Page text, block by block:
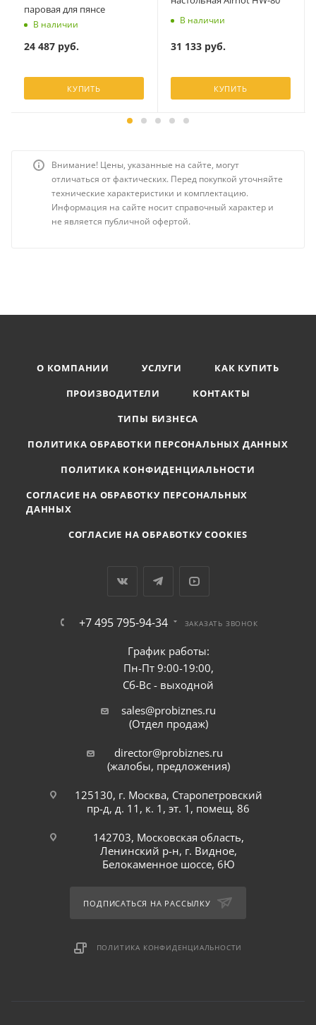
паровая для пянсе
В наличии
24 487руб.
КУПИТЬ
В наличии
31 133руб.
КУПИТЬ
Внимание! Цены, указанные на сайте, могут
отличаться от фактических. Перед покупкой уточняйте
технические характеристики и комплектацию.
Информация на сайте носит справочный характер и
не является публичной офертой.
О КОМПАНИИ УСЛУГИ
КАК КУПИТЬ
ПРОИЗВОДИТЕЛИ
КОНТАКТЫ
ТИПЫ БИЗНЕСА
ПОЛИТИКА ОБРАБОТКИ ПЕРСОНАЛЬНЫХ ДАННЫХ
ПОЛИТИКА КОНФИДЕНЦИАЛЬНОСТИ
СОГЛАСИЕ НА ОБРАБОТКУ ПЕРСОНАЛЬНЫХ
ДАННЫХ
СОГЛАСИЕ НА ОБРАБОТКУ COOKIES
+7 495 795-94-34 ЗАКАЗАТЬ ЗВОНОК
График работы:
Пн-Пт 9:00-19:00,
Сб-Вс - выходной
sales@probiznes.ru
(Отдел продаж)
director@probiznes.ru
(жалобы, предложения)
125130, г. Москва, Старопетровский
пр-д, д. 11, к. 1, эт. 1, помещ. 86
142703, Московская область,
Ленинский р-н, г. Видное,
Белокаменное шоссе, 6Ю
ПОДПИСАТЬСЯ НА РАССЫЛКУ
ПОЛИТИКА КОНФИДЕНЦИАЛЬНОСТИ